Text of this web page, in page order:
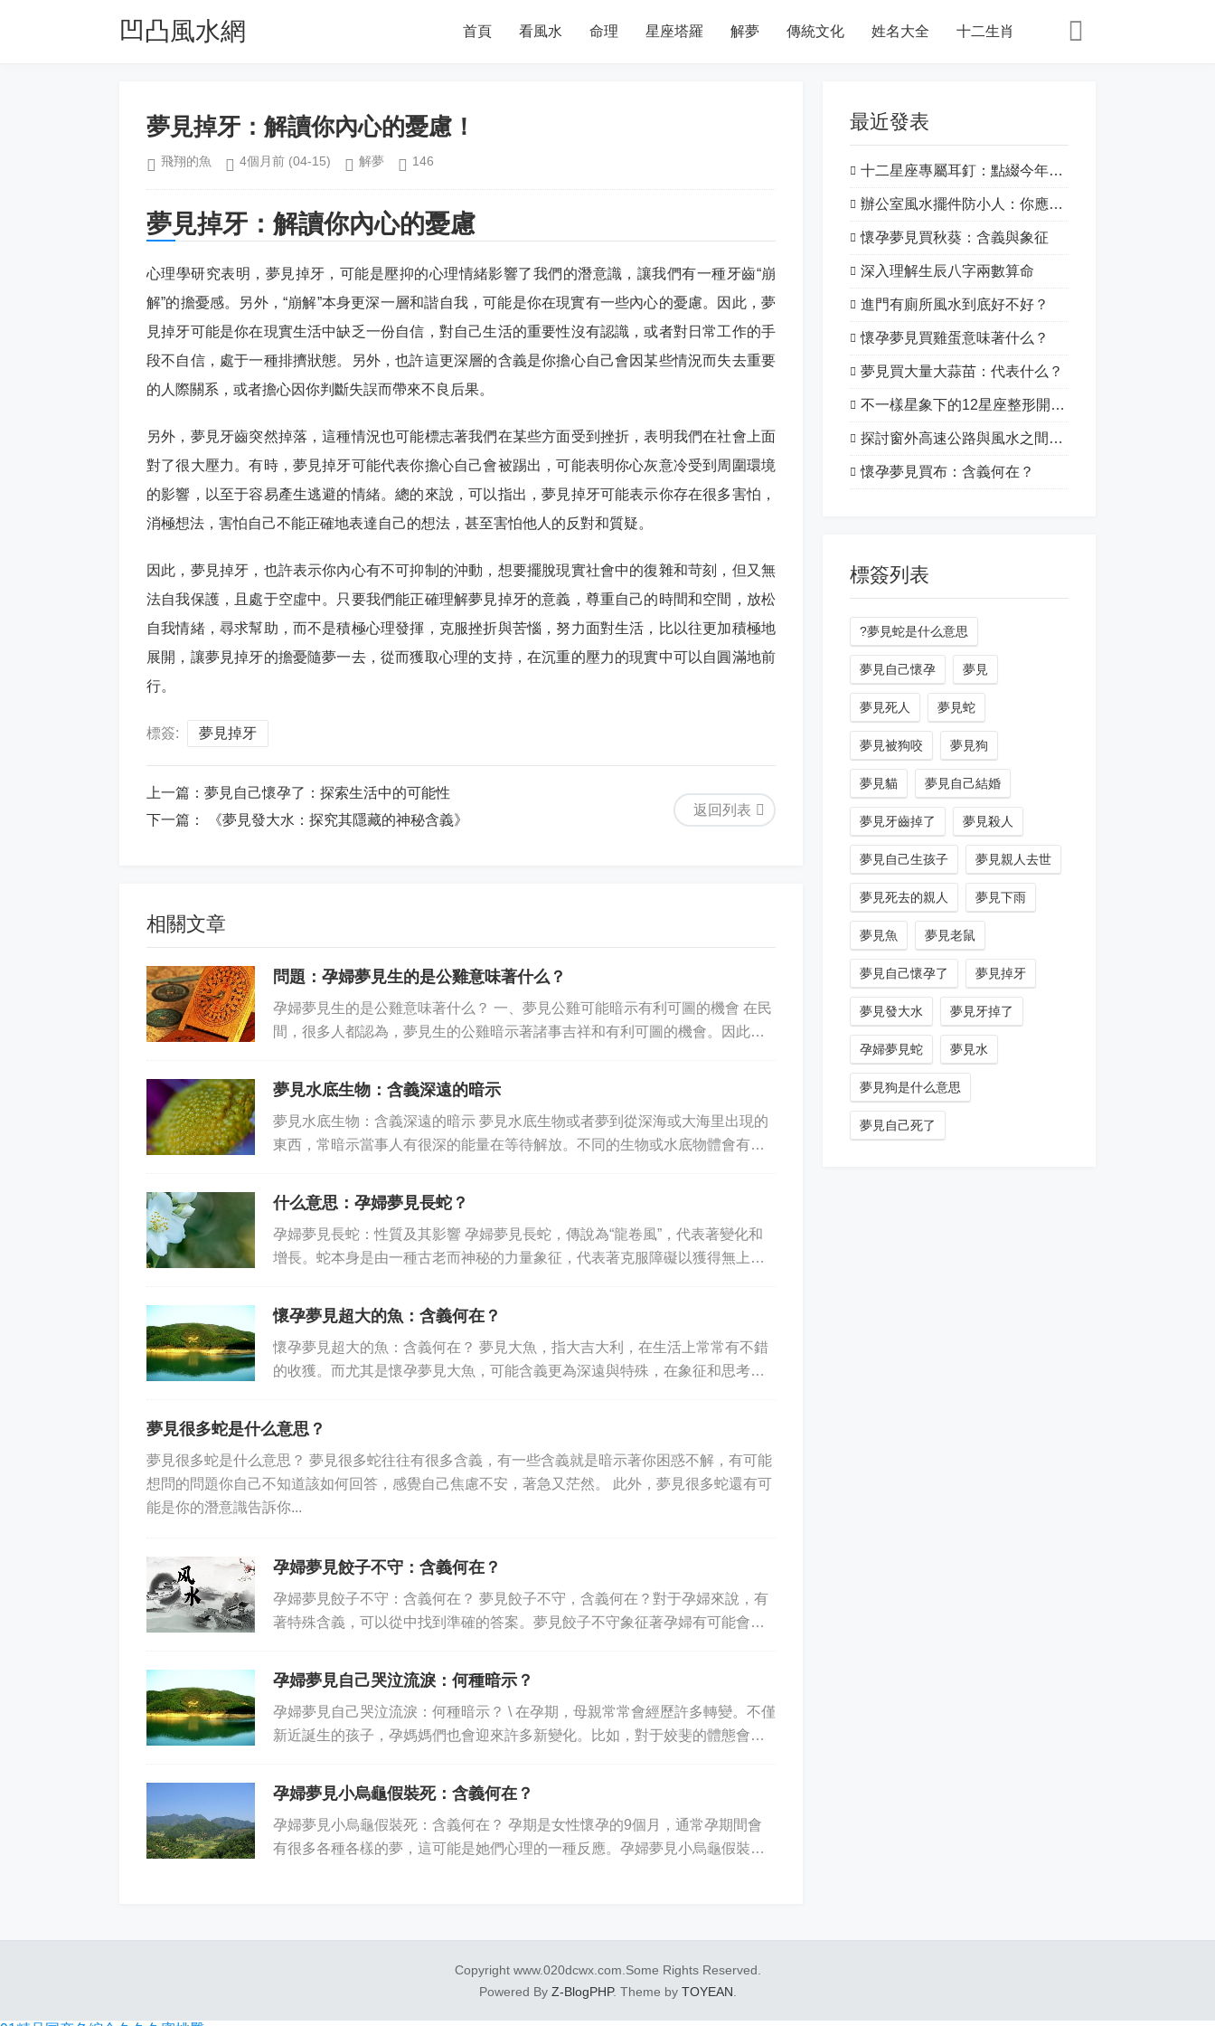
凹凸風水網 首頁 看風水 命理 星座塔羅 解夢 傳統文化 姓名大全 十二生肖
夢見掉牙：解讀你內心的憂慮！
飛翔的魚 4個月前 (04-15) 解夢 146
夢見掉牙：解讀你內心的憂慮
心理學研究表明，夢見掉牙，可能是壓抑的心理情緒影響了我們的潛意識，讓我們有一種牙齒“崩
解”的擔憂感。另外，“崩解”本身更深一層和諧自我，可能是你在現實有一些內心的憂慮。因此，夢
見掉牙可能是你在現實生活中缺乏一份自信，對自己生活的重要性沒有認識，或者對日常工作的手
段不自信，處于一種排擠狀態。另外，也許這更深層的含義是你擔心自己會因某些情況而失去重要
的人際關系，或者擔心因你判斷失誤而帶來不良后果。
另外，夢見牙齒突然掉落，這種情況也可能標志著我們在某些方面受到挫折，表明我們在社會上面
對了很大壓力。有時，夢見掉牙可能代表你擔心自己會被踢出，可能表明你心灰意冷受到周圍環境
的影響，以至于容易產生逃避的情緒。總的來說，可以指出，夢見掉牙可能表示你存在很多害怕，
消極想法，害怕自己不能正確地表達自己的想法，甚至害怕他人的反對和質疑。
因此，夢見掉牙，也許表示你內心有不可抑制的沖動，想要擺脫現實社會中的復雜和苛刻，但又無
法自我保護，且處于空虛中。只要我們能正確理解夢見掉牙的意義，尊重自己的時間和空間，放松
自我情緒，尋求幫助，而不是積極心理發揮，克服挫折與苦惱，努力面對生活，比以往更加積極地
展開，讓夢見掉牙的擔憂隨夢一去，從而獲取心理的支持，在沉重的壓力的現實中可以自圓滿地前
行。
標簽: 夢見掉牙
返回列表
上一篇： 夢見自己懷孕了：探索生活中的可能性
下一篇：
《夢見發大水：探究其隱藏的神秘含義》
相關文章
問題：孕婦夢見生的是公雞意味著什么？
孕婦夢見生的是公雞意味著什么？ 一、夢見公雞可能暗示有利可圖的機會 在民
間，很多人都認為，夢見生的公雞暗示著諸事吉祥和有利可圖的機會。因此，
夢見水底生物：含義深遠的暗示
夢見水底生物：含義深遠的暗示 夢見水底生物或者夢到從深海或大海里出現的
東西，常暗示當事人有很深的能量在等待解放。不同的生物或水底物體會有不
什么意思：孕婦夢見長蛇？
孕婦夢見長蛇：性質及其影響 孕婦夢見長蛇，傳說為“龍卷風”，代表著變化和
增長。蛇本身是由一種古老而神秘的力量象征，代表著克服障礙以獲得無上的
懷孕夢見超大的魚：含義何在？
懷孕夢見超大的魚：含義何在？ 夢見大魚，指大吉大利，在生活上常常有不錯
的收獲。而尤其是懷孕夢見大魚，可能含義更為深遠與特殊，在象征和思考的
夢見很多蛇是什么意思？
夢見很多蛇是什么意思？ 夢見很多蛇往往有很多含義，有一些含義就是暗示著你困惑不解，有可能
想問的問題你自己不知道該如何回答，感覺自己焦慮不安，著急又茫然。 此外，夢見很多蛇還有可
能是你的潛意識告訴你...
孕婦夢見餃子不守：含義何在？
孕婦夢見餃子不守：含義何在？ 夢見餃子不守，含義何在？對于孕婦來說，有
著特殊含義，可以從中找到準確的答案。夢見餃子不守象征著孕婦有可能會發
孕婦夢見自己哭泣流淚：何種暗示？
孕婦夢見自己哭泣流淚：何種暗示？ \ 在孕期，母親常常會經歷許多轉變。不僅
新近誕生的孩子，孕媽媽們也會迎來許多新變化。比如，對于姣斐的體態會有
孕婦夢見小烏龜假裝死：含義何在？
孕婦夢見小烏龜假裝死：含義何在？ 孕期是女性懷孕的9個月，通常孕期間會
有很多各種各樣的夢，這可能是她們心理的一種反應。孕婦夢見小烏龜假裝
最近發表
十二星座專屬耳釘：點綴今年的特別之處！
辦公室風水擺件防小人：你應該知道的一切
懷孕夢見買秋葵：含義與象征
深入理解生辰八字兩數算命
進門有廁所風水到底好不好？
懷孕夢見買雞蛋意味著什么？
夢見買大量大蒜苗：代表什么？
不一樣星象下的12星座整形開運：揭開星象的神秘面紗
探討窗外高速公路與風水之間的關系
懷孕夢見買布：含義何在？
標簽列表
?夢見蛇是什么意思
夢見自己懷孕 夢見
夢見死人 夢見蛇
夢見被狗咬 夢見狗
夢見貓 夢見自己結婚
夢見牙齒掉了 夢見殺人
夢見自己生孩子 夢見親人去世
夢見死去的親人 夢見下雨
夢見魚 夢見老鼠
夢見自己懷孕了 夢見掉牙
夢見發大水 夢見牙掉了
孕婦夢見蛇 夢見水
夢見狗是什么意思
夢見自己死了
Copyright www.020dcwx.com.Some Rights Reserved.
Powered By Z-BlogPHP. Theme by TOYEAN